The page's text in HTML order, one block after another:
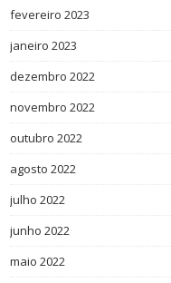
fevereiro 2023
janeiro 2023
dezembro 2022
novembro 2022
outubro 2022
agosto 2022
julho 2022
junho 2022
maio 2022